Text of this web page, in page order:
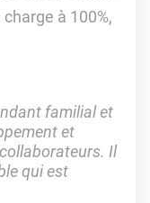
à 100%,
familial et
et
Il
qui est